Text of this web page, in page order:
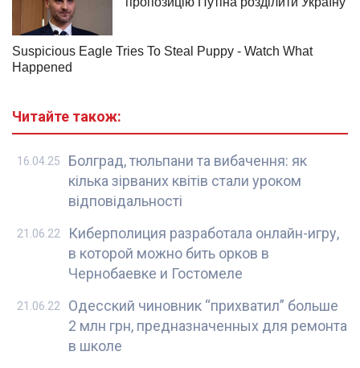
Читайте також:
Болград, тюльпани та вибачення: як
кілька зірваних квітів стали уроком
відповідальності
16.04.25
Киберполиция разработала онлайн-игру,
в которой можно бить орков в
Чернобаевке и Гостомеле
21.06.22
Одесский чиновник “прихватил” больше
2 млн грн, предназначенных для ремонта
в школе
21.06.22